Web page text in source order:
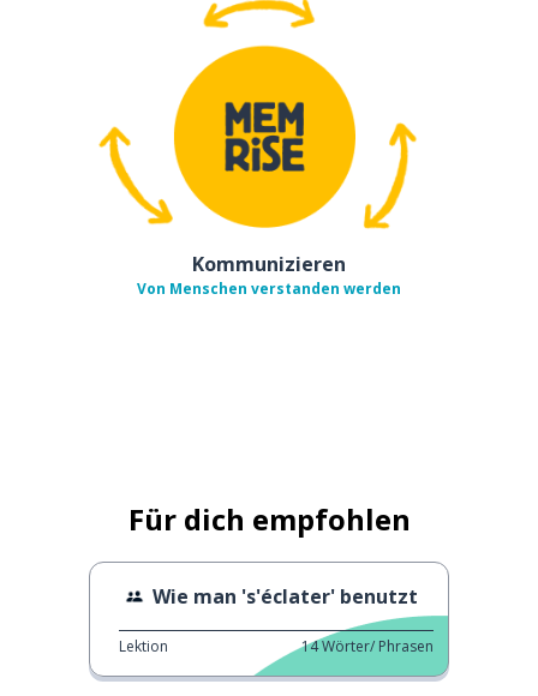
Kommunizieren
Von Menschen verstanden werden
Für dich empfohlen
Wie man 's'éclater' benutzt
Lektion 14Wörter/ Phrasen